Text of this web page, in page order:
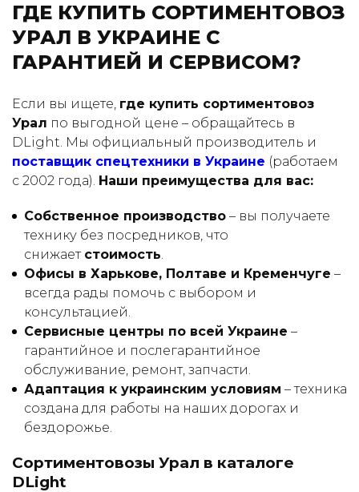
ГДЕ КУПИТЬ СОРТИМЕНТОВОЗ
УРАЛ В УКРАИНЕ С
ГАРАНТИЕЙ И СЕРВИСОМ?
Если вы ищете, где купить сортиментовоз
Урал по выгодной цене – обращайтесь в
DLight. Мы официальный производитель и
поставщик спецтехники в Украине (работаем
с 2002 года). Наши преимущества для вас:
Собственное производство – вы получаете
технику без посредников, что
снижает стоимость.
Офисы в Харькове, Полтаве и Кременчуге –
всегда рады помочь с выбором и
консультацией.
Сервисные центры по всей Украине –
гарантийное и послегарантийное
обслуживание, ремонт, запчасти.
Адаптация к украинским условиям – техника
создана для работы на наших дорогах и
бездорожье.
Сортиментовозы Урал в каталоге
DLight